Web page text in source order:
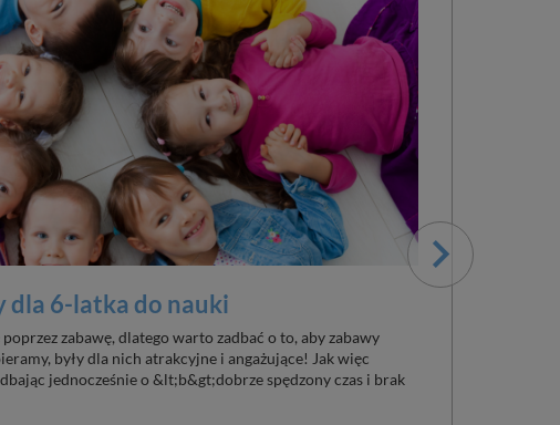
dla 6-latka do nauki
poprzez zabawę, dlatego warto zadbać o to, aby zabawy
były dla nich atrakcyjne i angażujące! Jak więc
jednocześnie o &lt;b&gt;dobrze spędzony czas i brak